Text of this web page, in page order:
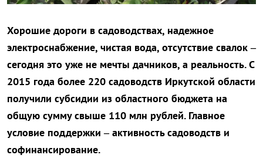
Хорошие дороги в садоводствах, надежное
электроснабжение, чистая вода, отсутствие свалок –
сегодня это уже не мечты дачников, а реальность. С
2015 года более 220 садоводств Иркутской области
получили субсидии из областного бюджета на
общую сумму свыше 110 млн рублей. Главное
условие поддержки – активность садоводств и
софинансирование.